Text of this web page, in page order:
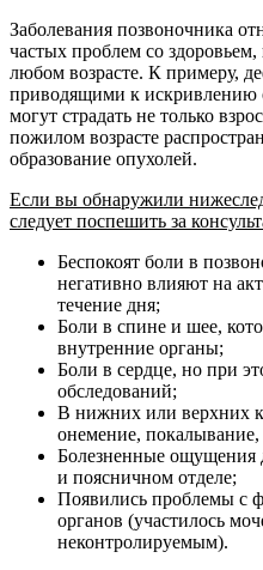
Заболевания позвоночника
частых проблем со
любом возрасте. К примеру,
приводящими к искривлению
могут страдать не только
пожилом возрасте
образование опухолей.
Если вы обнаружили
следует поспешить за
Беспокоят боли в
негативно влияют на
течение дня;
Боли в спине и шее,
внутренние органы;
Боли в сердце, но при
обследований;
В нижних или верхних
онемение, покалывание,
Болезненные ощущения
и поясничном отделе;
Появились проблемы с
органов (участилось
неконтролируемым).